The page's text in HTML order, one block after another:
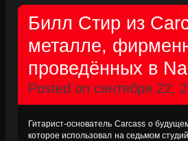
Билл Стир из
металле,
проведённых в
Posted on сентября 22,
Гитарист-основатель Carcass о
которое использовал на седьмом